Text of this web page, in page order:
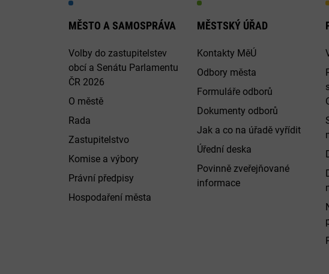
MĚSTO A SAMOSPRÁVA
Volby do zastupitelstev
obcí a Senátu Parlamentu
ČR 2026
O městě
Rada
Zastupitelstvo
Komise a výbory
Právní předpisy
Hospodaření města
MĚSTSKÝ ÚŘAD
Kontakty MěÚ
Odbory města
Formuláře odborů
Dokumenty odborů
Jak a co na úřadě vyřídit
Úřední deska
Povinně zveřejňované
informace